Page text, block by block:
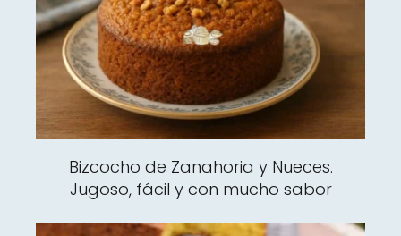
Bizcocho de Zanahoria y Nueces.
Jugoso, fácil y con mucho sabor